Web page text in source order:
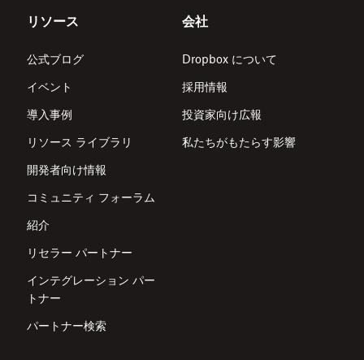
リソース
公式ブログ
イベント
導入事例
リソース ライブラリ
開発者向け情報
コミュニティ フォーラム
紹介
リセラー パートナー
インテグレーション パー
トナー
パートナー検索
会社
Dropbox について
採用情報
投資家向け広報
私たちがもたらす影響